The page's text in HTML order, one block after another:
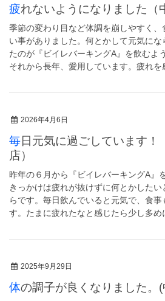
疲れないようになりました
季節の変わり目など体調を崩しやすく
い事がありました。何とかして元気に
たのが『ビイレバーキングA』を飲むよ
それから長年、愛用しています。疲れ
2026年4月6日
毎日元気に過ごしています！（中央薬品 国見
店）
昨年の６月から『ビイレバーキングA』
きっかけは疲れが抜けずに何とかした
らです。毎日飲んでいると元気で、食事
す。たまに疲れたなと感じたら少し多
2025年9月29日
体の調子が良くなりました。